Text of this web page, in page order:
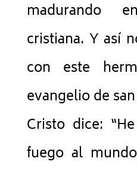
madurando
cristiana. Y así
con este
evangelio de
Cristo dice:
fuego al